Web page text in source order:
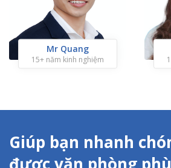
Mr Quang
15+ năm kinh nghiệm
Giúp bạn nhanh